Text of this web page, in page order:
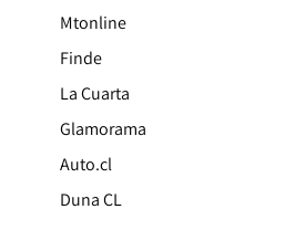
Mtonline
Finde
La Cuarta
Glamorama
Auto.cl
Duna CL